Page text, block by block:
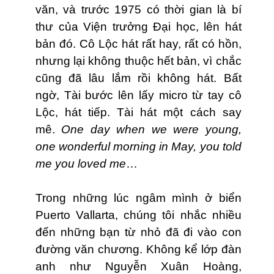
văn, và trước 1975 có thời gian là bí
thư của Viện trưởng Ðại học, lên hát
bản đó. Cô Lộc hát rất hay, rất có hồn,
nhưng lại không thuộc hết bản, vì chắc
cũng đã lâu lắm rồi không hát. Bất
ngờ, Tài bước lên lấy micro từ tay cô
Lộc, hát tiếp. Tài hát một cách say
mê. One day when we were young,
one wonderful morning in May, you told
me you loved me…
Trong những lúc ngâm mình ở biển
Puerto Vallarta, chúng tôi nhắc nhiều
đến những bạn từ nhỏ đã đi vào con
đường văn chương. Không kể lớp đàn
anh như Nguyễn Xuân Hoàng,